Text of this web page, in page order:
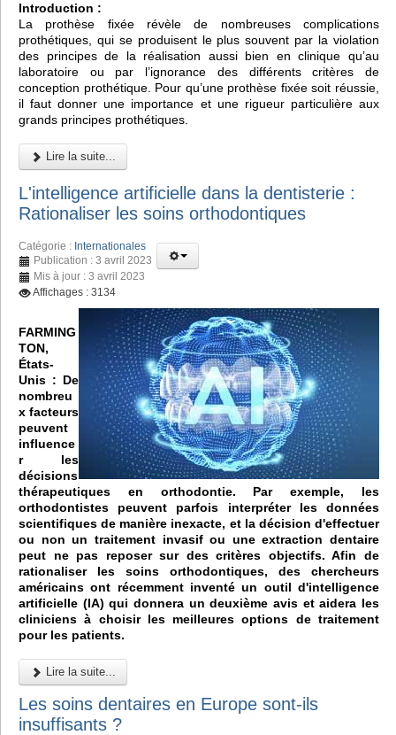
Introduction :
La prothèse fixée révèle de nombreuses complications
prothétiques, qui se produisent le plus souvent par la violation
des principes de la réalisation aussi bien en clinique qu’au
laboratoire ou par l’ignorance des différents critères de
conception prothétique. Pour qu’une prothèse fixée soit réussie,
il faut donner une importance et une rigueur particulière aux
grands principes prothétiques.
Lire la suite...
L'intelligence artificielle dans la dentisterie :
Rationaliser les soins orthodontiques
Catégorie : Internationales
Publication : 3 avril 2023
Mis à jour : 3 avril 2023
Affichages : 3134
FARMING
TON,
États-
Unis : De
nombreu
x facteurs
peuvent
influence
r les
décisions
thérapeutiques en orthodontie. Par exemple, les
orthodontistes peuvent parfois interpréter les données
scientifiques de manière inexacte, et la décision d'effectuer
ou non un traitement invasif ou une extraction dentaire
peut ne pas reposer sur des critères objectifs. Afin de
rationaliser les soins orthodontiques, des chercheurs
américains ont récemment inventé un outil d'intelligence
artificielle (IA) qui donnera un deuxième avis et aidera les
cliniciens à choisir les meilleures options de traitement
pour les patients.
Lire la suite...
Les soins dentaires en Europe sont-ils
insuffisants ?